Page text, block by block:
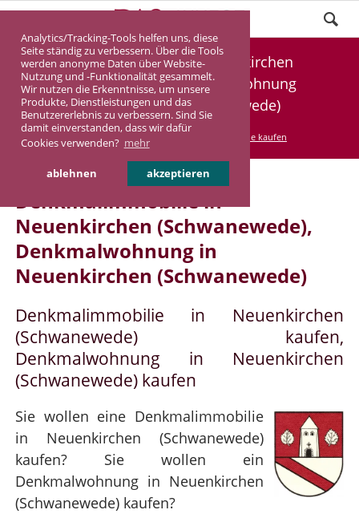
Analytics/Tracking-Tools helfen uns, diese
Seite ständig zu verbessern. Über die Tools
werden anonyme Daten über Website-
Nutzung und -Funktionalität gesammelt.
Wir nutzen die Erkenntnisse, um unsere
Produkte, Dienstleistungen und das
Benutzererlebnis zu verbessern. Sind Sie
damit einverstanden, dass wir dafür
Cookies verwenden? mehr
ablehnen akzeptieren
Denkmalimmobilie Neuenkirchen
(Schwanewede), Denkmalwohnung
Neuenkirchen (Schwanewede)
DASINVEST Service Denkmalimmobilie kaufen
Denkmalimmobilie in
Neuenkirchen (Schwanewede),
Denkmalwohnung in
Neuenkirchen (Schwanewede)
Denkmalimmobilie in Neuenkirchen
(Schwanewede) kaufen,
Denkmalwohnung in Neuenkirchen
(Schwanewede) kaufen
Sie wollen eine Denkmalimmobilie
in Neuenkirchen (Schwanewede)
kaufen? Sie wollen ein
Denkmalwohnung in Neuenkirchen
(Schwanewede) kaufen?